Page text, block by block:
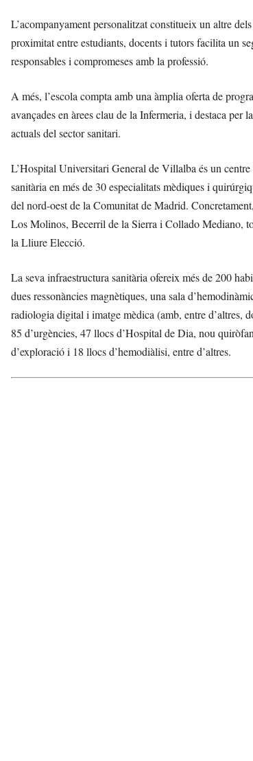
L’acompanyament personalitzat constitueix un altre
proximitat entre estudiants, docents i tutors facilita un
responsables i compromeses amb la professió.
A més, l’escola compta amb una àmplia oferta de
avançades en àrees clau de la Infermeria, i destaca per
actuals del sector sanitari.
L’Hospital Universitari General de Villalba és un
sanitària en més de 30 especialitats mèdiques i
del nord-oest de la Comunitat de Madrid.
Los Molinos, Becerril de la Sierra i Collado Mediano,
la Lliure Elecció.
La seva infraestructura sanitària ofereix més de 200
dues ressonàncies magnètiques, una sala
radiologia digital i imatge mèdica (amb, entre d’altres,
85 d’urgències, 47 llocs d’Hospital de Dia, nou
d’exploració i 18 llocs d’hemodiàlisi, entre d’altres.